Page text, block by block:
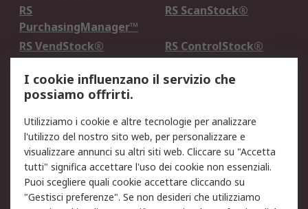
RS
PurchasingManager™
RS ScanStock®
RS VendStock®
RS ControlStock®
Legale
Informativa Cookie
Informativa Privacy -
Aggiornata
Email Security
Termini d'uso
Condizioni di vendita
Condizioni generali di
servizio
I cookie influenzano il servizio che
possiamo offrirti.
Utilizziamo i cookie e altre tecnologie per analizzare
l'utilizzo del nostro sito web, per personalizzare e
visualizzare annunci su altri siti web. Cliccare su "Accetta
tutti" significa accettare l'uso dei cookie non essenziali.
Puoi scegliere quali cookie accettare cliccando su
"Gestisci preferenze". Se non desideri che utilizziamo